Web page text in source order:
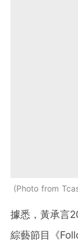
Photo from
據悉，黃承言
綜藝節目《